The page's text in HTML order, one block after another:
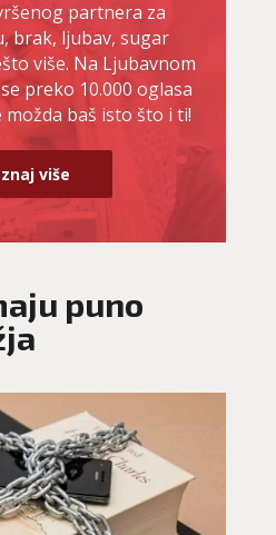
partnera za
brak, ljubav, sugar
više. Na Ljubavnom
preko 10.000 oglasa
baš isto što i ti!
više
puno